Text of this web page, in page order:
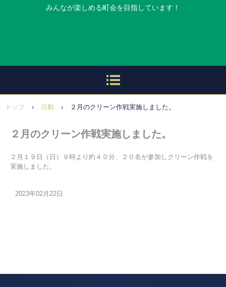
みんなが楽しめる町会を目指しています！
トップ › 活動 › ２月のクリーン作戦実施しました。
２月のクリーン作戦実施しました。
２月１９日（日）９時より約４０分、２０名が参加しクリーン作戦を
実施しました。
2023年02月22日